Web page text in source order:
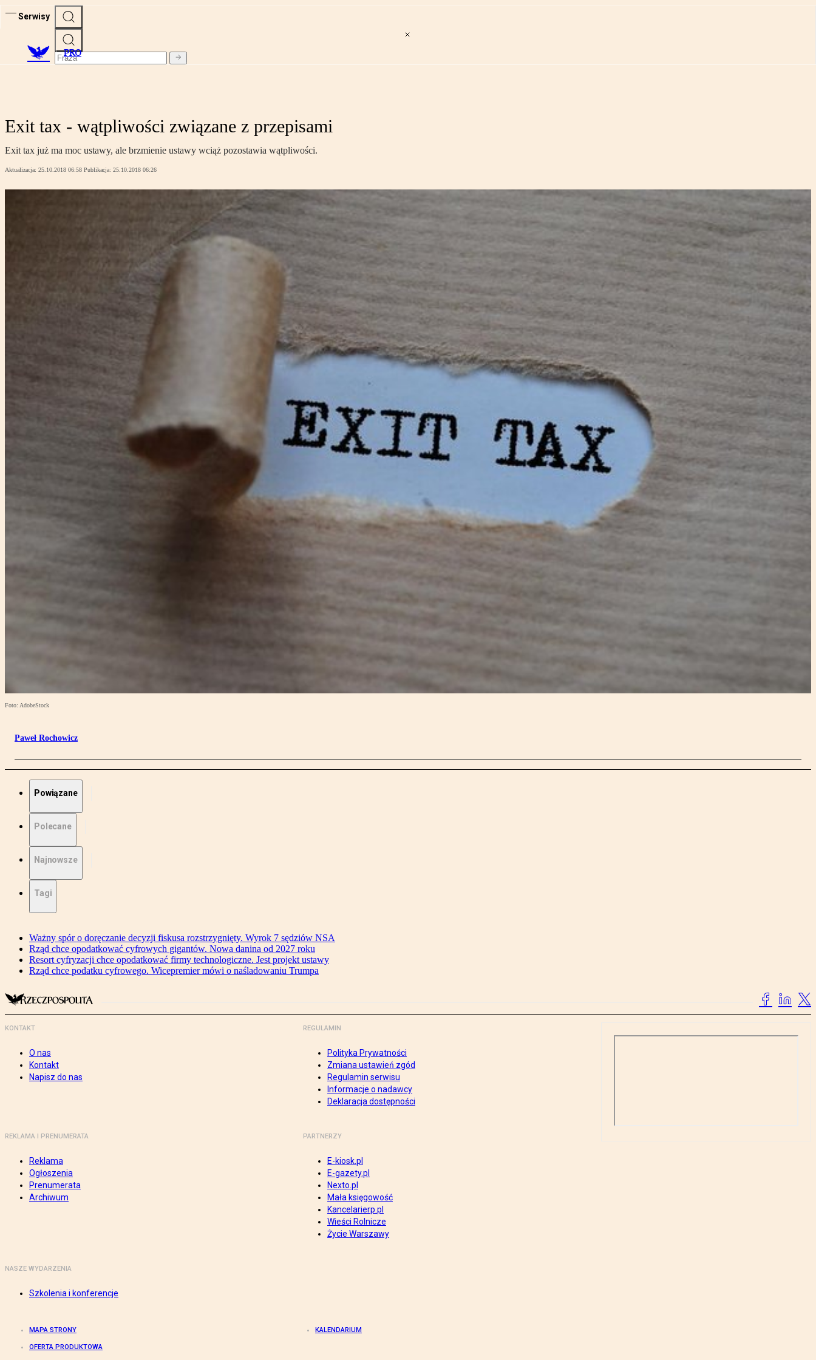
Serwisy
PRO
Exit tax - wątpliwości związane z przepisami
Exit tax już ma moc ustawy, ale brzmienie ustawy wciąż pozostawia wątpliwości.
Aktualizacja: 25.10.2018 06:58 Publikacja: 25.10.2018 06:26
Foto: AdobeStock
Paweł Rochowicz
Powiązane
Polecane
Najnowsze
Tagi
Ważny spór o doręczanie decyzji fiskusa rozstrzygnięty. Wyrok 7 sędziów NSA
Rząd chce opodatkować cyfrowych gigantów. Nowa danina od 2027 roku
Resort cyfryzacji chce opodatkować firmy technologiczne. Jest projekt ustawy
Rząd chce podatku cyfrowego. Wicepremier mówi o naśladowaniu Trumpa
KONTAKT
O nas
Kontakt
Napisz do nas
REGULAMIN
Polityka Prywatności
Zmiana ustawień zgód
Regulamin serwisu
Informacje o nadawcy
Deklaracja dostępności
REKLAMA I PRENUMERATA
Reklama
Ogłoszenia
Prenumerata
Archiwum
PARTNERZY
E-kiosk.pl
E-gazety.pl
Nexto.pl
Mała księgowość
Kancelarierp.pl
Wieści Rolnicze
Życie Warszawy
NASZE WYDARZENIA
Szkolenia i konferencje
MAPA STRONY KALENDARIUM
OFERTA PRODUKTOWA